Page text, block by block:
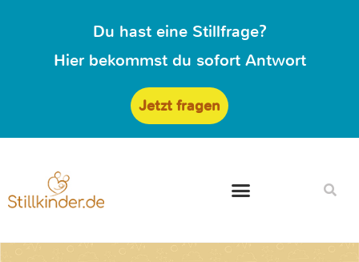
Du hast eine Stillfrage?
Hier bekommst du sofort Antwort
Jetzt fragen